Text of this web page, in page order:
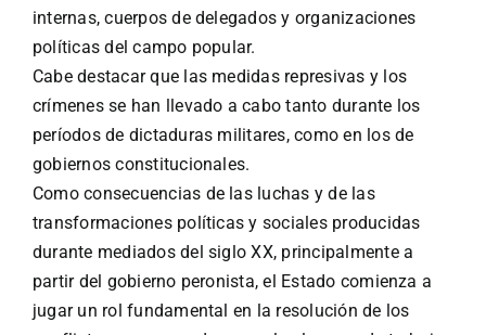
internas, cuerpos de delegados y organizaciones
políticas del campo popular.
Cabe destacar que las medidas represivas y los
crímenes se han llevado a cabo tanto durante los
períodos de dictaduras militares, como en los de
gobiernos constitucionales.
Como consecuencias de las luchas y de las
transformaciones políticas y sociales producidas
durante mediados del siglo XX, principalmente a
partir del gobierno peronista, el Estado comienza a
jugar un rol fundamental en la resolución de los